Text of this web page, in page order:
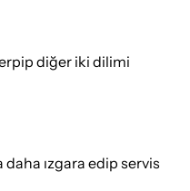
diğer iki dilimi
ızgara edip servis